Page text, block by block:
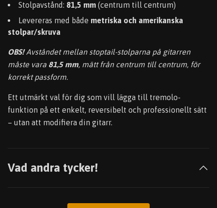
Stolpavstånd: 81,5 mm (centrum till centrum)
Levereras med både metriska och amerikanska
stolpar/skruva
OBS!Avståndet mellan stoptail-stolparna på gitarren
måste vara 81,5 mm, mätt från centrum till centrum, för
korrekt passform.
Ett utmärkt val för dig som vill lägga till tremolo-
funktion på ett enkelt, reversibelt och professionellt sätt
– utan att modifiera din gitarr.
Vad andra tycker!